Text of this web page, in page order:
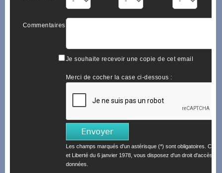
Commentaires
Je souhaite recevoir une copie de cet email
Merci de cocher la case ci-dessous :
Les champs marqués d'un astérisque (*) sont obligatoires.
et Liberté du 6 janvier 1978, vous disposez d'un droit d'accès et
données.